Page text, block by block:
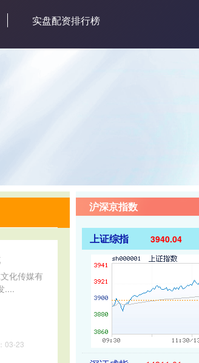
实盘配资排行榜
化传媒有
....
03-23
沪深京指数
上证综指 3940.04